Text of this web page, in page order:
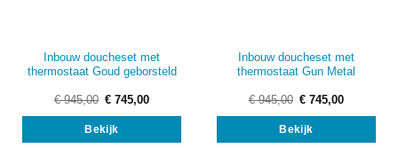
Inbouw doucheset met
thermostaat Goud geborsteld
€945,00 Oorspronkelijke
was:
€ 945,00.
€ 745,00Huidige
is:
Bekijk
Inbouw doucheset met
thermostaat Gun Metal
€945,00 Oorspronkelijke
was:
€ 945,00.
€ 745,00Huidige
is:
Bekijk